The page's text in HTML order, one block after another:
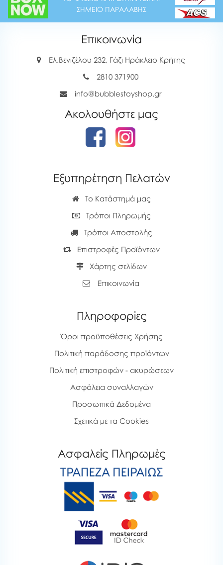
ΣΗΜΕΙΟ ΠΑΡΑΛΑΒΗΣ
Επικοινωνία
Ελ.Βενιζέλου 232, Γάζι Ηράκλειο Κρήτης
2810 371900
info@bubblestoyshop.gr
Ακολουθήστε μας
Εξυπηρέτηση Πελατών
Το Κατάστημά μας
Τρόποι Πληρωμής
Τρόποι Αποστολής
Επιστροφές Προϊόντων
Χάρτης σελίδων
Επικοινωνία
Πληροφορίες
Όροι προϋποθέσεις Χρήσης
Πολιτική παράδοσης προϊόντων
Πολιτική επιστροφών - ακυρώσεων
Ασφάλεια συναλλαγών
Προσωπικά Δεδομένα
Σχετικά με τα Cookies
Ασφαλείς Πληρωμές